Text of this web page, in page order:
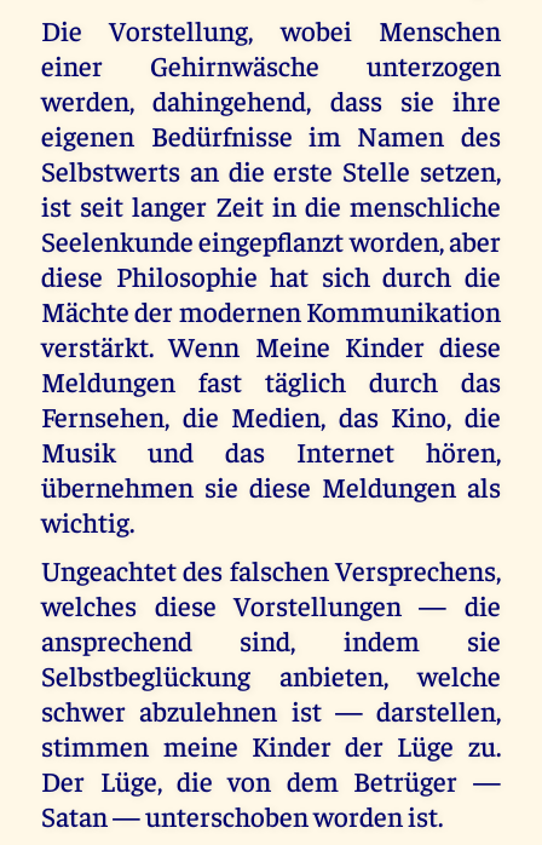
Die Vorstellung, wobei Menschen
einer Gehirnwäsche unterzogen
werden, dahingehend, dass sie ihre
eigenen Bedürfnisse im Namen des
Selbstwerts an die erste Stelle setzen,
ist seit langer Zeit in die menschliche
Seelenkunde eingepflanzt worden, aber
diese Philosophie hat sich durch die
Mächte der modernen Kommunikation
verstärkt. Wenn Meine Kinder diese
Meldungen fast täglich durch das
Fernsehen, die Medien, das Kino, die
Musik und das Internet hören,
übernehmen sie diese Meldungen als
wichtig.
Ungeachtet des falschen Versprechens,
welches diese Vorstellungen — die
ansprechend sind, indem sie
Selbstbeglückung anbieten, welche
schwer abzulehnen ist — darstellen,
stimmen meine Kinder der Lüge zu.
Der Lüge, die von dem Betrüger —
Satan — unterschoben worden ist.